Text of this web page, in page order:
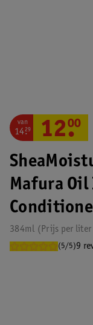
Mafura
384ml Prijs per liter
(5/5)9
van
14.29 12.
00